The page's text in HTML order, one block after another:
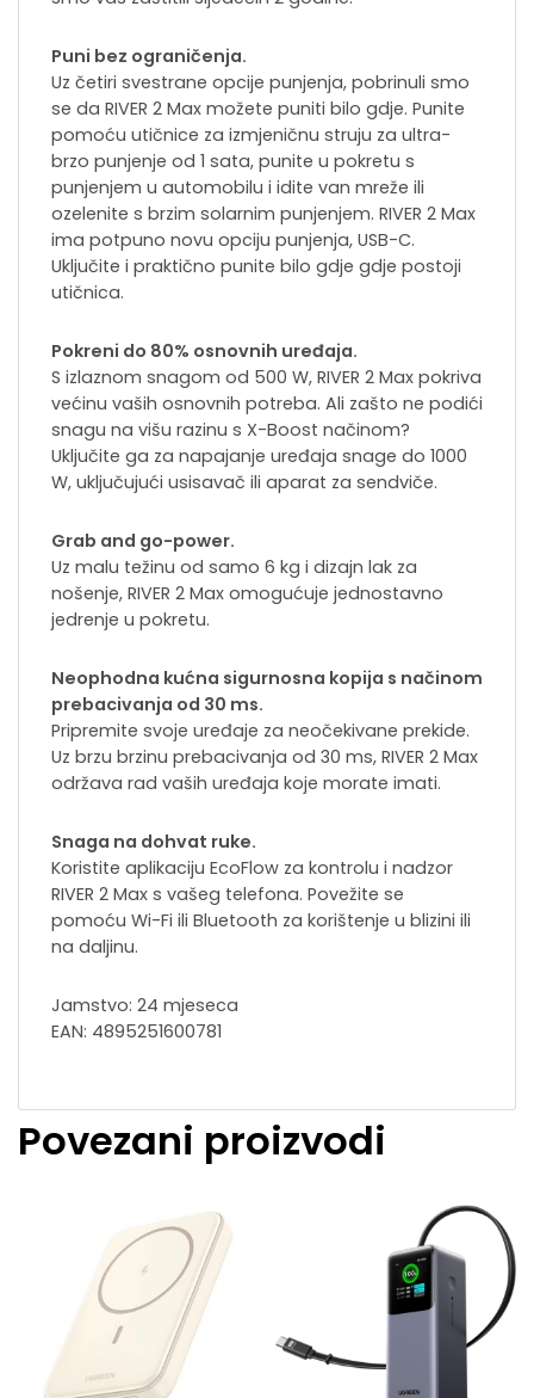
Puni bez ograničenja.
Uz četiri svestrane opcije punjenja, pobrinuli smo
se da RIVER 2 Max možete puniti bilo gdje. Punite
pomoću utičnice za izmjeničnu struju za ultra-
brzo punjenje od 1 sata, punite u pokretu s
punjenjem u automobilu i idite van mreže ili
ozelenite s brzim solarnim punjenjem. RIVER 2 Max
ima potpuno novu opciju punjenja, USB-C.
Uključite i praktično punite bilo gdje gdje postoji
utičnica.
Pokreni do 80% osnovnih uređaja.
S izlaznom snagom od 500 W, RIVER 2 Max pokriva
većinu vaših osnovnih potreba. Ali zašto ne podići
snagu na višu razinu s X-Boost načinom?
Uključite ga za napajanje uređaja snage do 1000
W, uključujući usisavač ili aparat za sendviče.
Grab and go-power.
Uz malu težinu od samo 6 kg i dizajn lak za
nošenje, RIVER 2 Max omogućuje jednostavno
jedrenje u pokretu.
Neophodna kućna sigurnosna kopija s načinom
prebacivanja od 30 ms.
Pripremite svoje uređaje za neočekivane prekide.
Uz brzu brzinu prebacivanja od 30 ms, RIVER 2 Max
održava rad vaših uređaja koje morate imati.
Snaga na dohvat ruke.
Koristite aplikaciju EcoFlow za kontrolu i nadzor
RIVER 2 Max s vašeg telefona. Povežite se
pomoću Wi-Fi ili Bluetooth za korištenje u blizini ili
na daljinu.
Jamstvo: 24 mjeseca
EAN: 4895251600781
Povezani proizvodi